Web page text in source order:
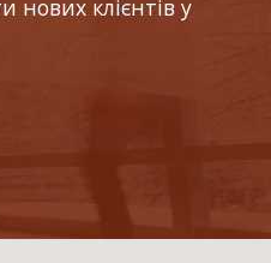
нових клієнтів у